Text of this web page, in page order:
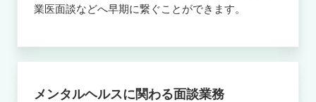
業医面談などへ早期に繋ぐことができます。
メンタルヘルスに関わる面談業務